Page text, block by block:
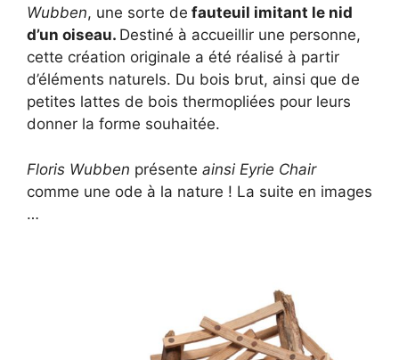
Wubben, une sorte de fauteuil imitant le nid
d’un oiseau. Destiné à accueillir une personne,
cette création originale a été réalisé à partir
d’éléments naturels. Du bois brut, ainsi que de
petites lattes de bois thermopliées pour leurs
donner la forme souhaitée.
Floris Wubben présente ainsi Eyrie Chair
comme une ode à la nature ! La suite en images
…